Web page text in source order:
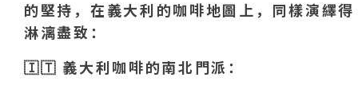
的堅持，在義大利的咖啡地圖上，同樣演繹得
淋漓盡致：
🇮🇹 義大利咖啡的南北門派：